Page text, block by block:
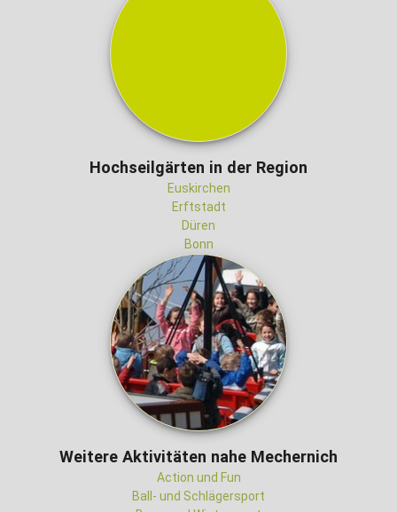
Hochseilgärten in der Region
Euskirchen
Erftstadt
Düren
Bonn
Weitere Aktivitäten nahe Mechernich
Action und Fun
Ball- und Schlägersport